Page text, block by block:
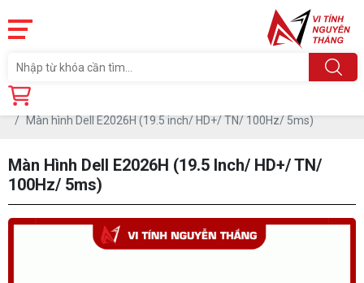
Trang chủ
Màn hình Dell E2026H (19.5 inch/ HD+/ TN/ 100Hz/ 5ms)
Màn Hình Dell E2026H (19.5 Inch/ HD+/ TN/
100Hz/ 5ms)